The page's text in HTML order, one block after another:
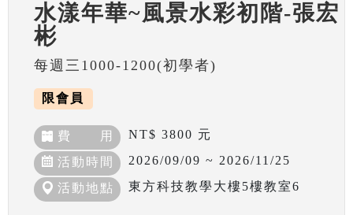
水漾年華~風景水彩初階-張宏
彬
每週三1000-1200(初學者)
限會員
費 用 NT$ 3800 元
活動時間 2026/09/09 ~ 2026/11/25
活動地點 東方科技教學大樓5樓教室6